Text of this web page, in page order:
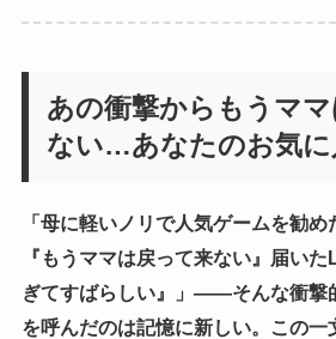
あの衝撃からもうマ
ない…あなたのお気に
「母に軽いノリで人気ゲームを勧
『もうママは戻って来ない』届い
ぎてすばらしい』」――そんな衝撃
を呼んだのは記憶に新しい。この一